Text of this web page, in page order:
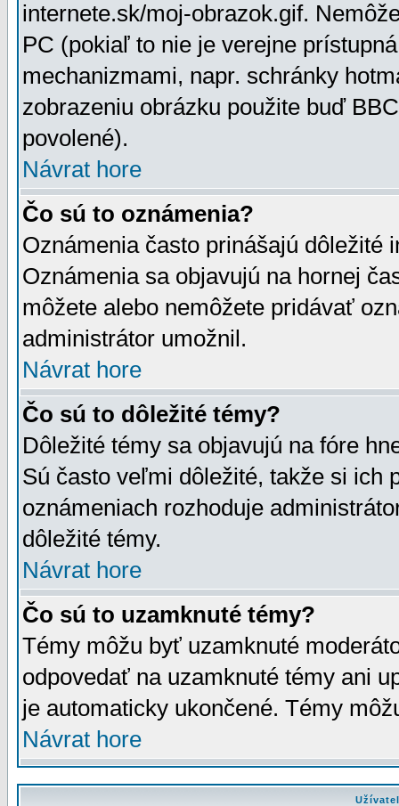
internete.sk/moj-obrazok.gif.
PC (pokiaľ to nie je verejne
mechanizmami, napr. schránky
zobrazeniu obrázku použite buď
povolené).
Návrat hore
Čo sú to oznámenia?
Oznámenia často prinášajú dôležité
Oznámenia sa objavujú na hornej
môžete alebo nemôžete pridávať
administrátor umožnil.
Návrat hore
Čo sú to dôležité témy?
Dôležité témy sa objavujú na fóre
Sú často veľmi dôležité, takže si ich
oznámeniach rozhoduje
dôležité témy.
Návrat hore
Čo sú to uzamknuté témy?
Témy môžu byť uzamknuté
odpovedať na uzamknuté témy ani
je automaticky ukončené. Témy
Návrat hore